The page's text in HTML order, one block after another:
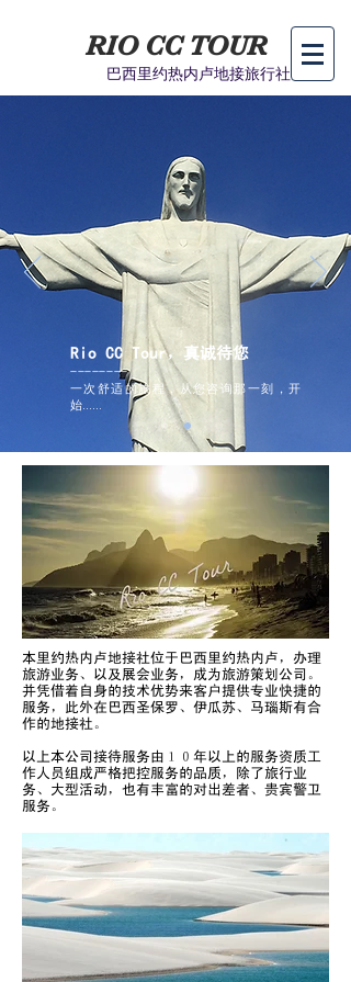
RIO CC TOUR​
巴西里约热内卢地接旅行社
Rio CC Tour，真诚待您
​--------
一次舒适的旅程，从您咨询那一刻，开
始......
本里约热内卢地接社位于巴西里约热内卢，办理
旅游业务、以及展会业务，成为旅游策划公司。
并凭借着自身的技术优势来客户提供专业快捷的
服务，此外在巴西圣保罗、伊瓜苏、马瑙斯有合
作的地接社。
以上本公司接待服务由１０年以上的服务资质工
作人员组成严格把控服务的品质，除了旅行业
务、大型活动，也有丰富的对出差者、贵宾警卫
服务。